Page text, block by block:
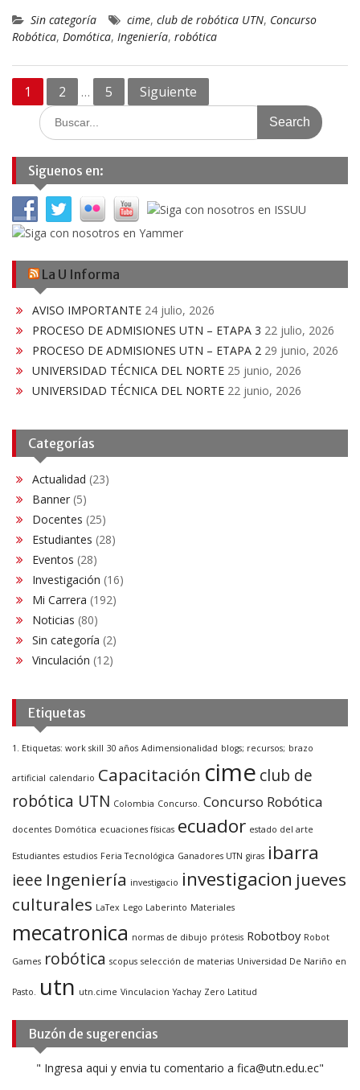
Sin categoría
cime, club de robótica UTN, Concurso
Robótica, Domótica, Ingeniería, robótica
Posts
pagination
1 2 … 5 Siguiente
Search
for:
Siguenos en:
La U Informa
AVISO IMPORTANTE 24 julio, 2026
PROCESO DE ADMISIONES UTN – ETAPA 3 22 julio, 2026
PROCESO DE ADMISIONES UTN – ETAPA 2 29 junio, 2026
UNIVERSIDAD TÉCNICA DEL NORTE 25 junio, 2026
UNIVERSIDAD TÉCNICA DEL NORTE 22 junio, 2026
Categorías
Actualidad (23)
Banner (5)
Docentes (25)
Estudiantes (28)
Eventos (28)
Investigación (16)
Mi Carrera (192)
Noticias (80)
Sin categoría (2)
Vinculación (12)
Etiquetas
1. Etiquetas: work skill 30 años Adimensionalidad blogs; recursos; brazo
artificial calendario Capacitación cime club de
robótica UTN Colombia Concurso. Concurso Robótica
docentes Domótica ecuaciones físicas ecuador estado del arte
Estudiantes estudios Feria Tecnológica Ganadores UTN giras ibarra
ieee Ingeniería investigacio investigacion jueves
culturales LaTex Lego Laberinto Materiales
mecatronica normas de dibujo prótesis Robotboy Robot
Games robótica scopus selección de materias Universidad De Nariño en
Pasto. utn utn.cime Vinculacion Yachay Zero Latitud
Buzón de sugerencias
" Ingresa aqui y envia tu comentario a fica@utn.edu.ec"